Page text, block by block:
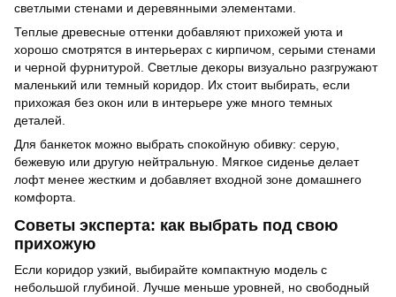
светлыми стенами и деревянными элементами.
Теплые древесные оттенки добавляют прихожей уюта и
хорошо смотрятся в интерьерах с кирпичом, серыми стенами
и черной фурнитурой. Светлые декоры визуально разгружают
маленький или темный коридор. Их стоит выбирать, если
прихожая без окон или в интерьере уже много темных
деталей.
Для банкеток можно выбрать спокойную обивку: серую,
бежевую или другую нейтральную. Мягкое сиденье делает
лофт менее жестким и добавляет входной зоне домашнего
комфорта.
Советы эксперта: как выбрать под свою
прихожую
Если коридор узкий, выбирайте компактную модель с
небольшой глубиной. Лучше меньше уровней, но свободный